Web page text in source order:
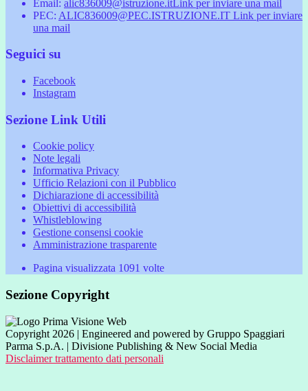
Email: alic836009@istruzione.itLink per inviare una mail
PEC: ALIC836009@PEC.ISTRUZIONE.IT Link per inviare
una mail
Seguici su
Facebook
Instagram
Sezione Link Utili
Cookie policy
Note legali
Informativa Privacy
Ufficio Relazioni con il Pubblico
Dichiarazione di accessibilità
Obiettivi di accessibilità
Whistleblowing
Gestione consensi cookie
Amministrazione trasparente
Pagina visualizzata 1091 volte
Sezione Copyright
Copyright 2026 | Engineered and powered by Gruppo Spaggiari
Parma S.p.A. | Divisione Publishing & New Social Media
Disclaimer trattamento dati personali